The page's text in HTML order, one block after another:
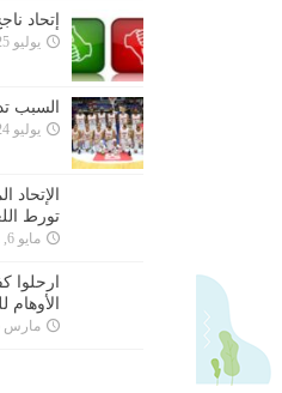
إتحاد
يوليو 25, 2022
السبب
يوليو 24, 2022
الإتحاد
تورط
مايو 6, 2022
ارحلوا
الأوهام
مارس 25, 2022